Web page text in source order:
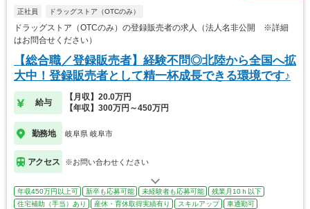
正社員 ドラッグストア（OTCのみ）
ドラッグストア（OTCのみ）の登録販売者の求人（法人名非公開 ※詳細
はお問合せください）
【総合職／登録販売者】経験不問◎北陸から全国へ拡
大中！登録販売者として精一杯成長できる環境です♪
給与
【月収】20.0万円
【年収】300万円～450万円
勤務地 岐阜県 岐阜市
アクセス ※お問い合わせください
年収450万円以上可 新卒も応募可能 未経験者も応募可能
残業月10ｈ以下
住宅補助（手当）あり
産休・育休取得実績有り スキルアップ
車通勤可